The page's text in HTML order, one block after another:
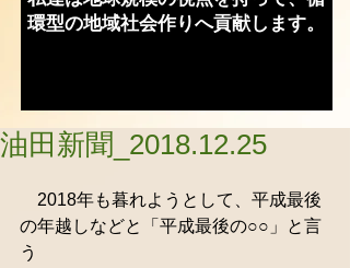
環型の地域社会作りへ貢献します。
油田新聞_2018.12.25
2018年も暮れようとして、平成最後
の年越しなどと「平成最後の○○」と言
う